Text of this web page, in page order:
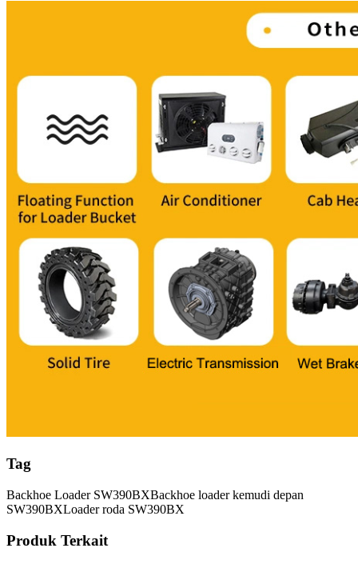
Tag
Backhoe Loader SW390BXBackhoe loader kemudi depan
SW390BXLoader roda SW390BX
Produk Terkait